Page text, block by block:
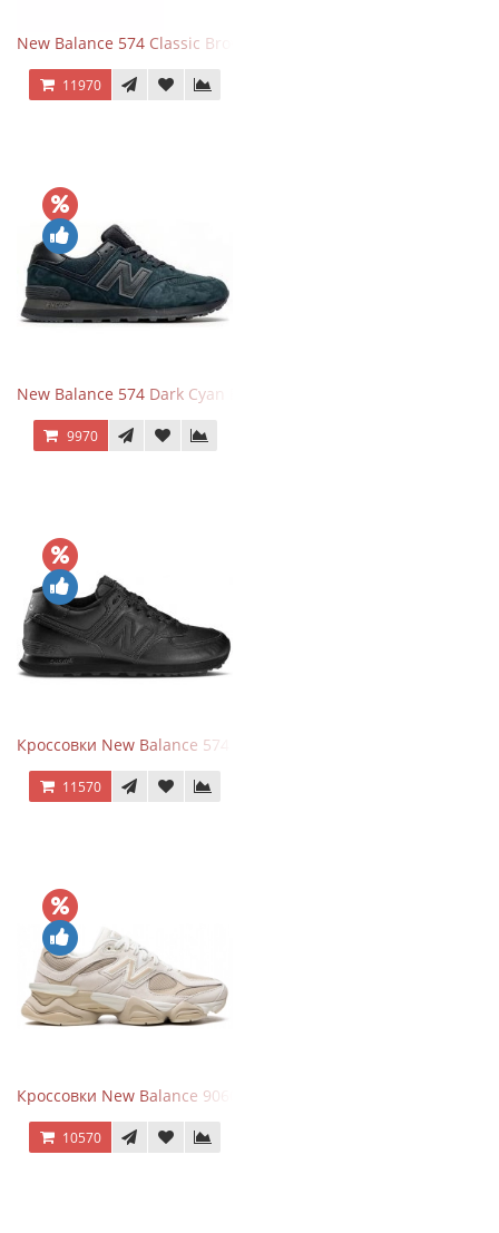
New Balance 574 Classic Brown White
11970
New Balance 574 Dark Cyan Black Suede
9970
Кроссовки New Balance 574 Triple Black Leather
11570
Кроссовки New Balance 9060 Beige White
10570